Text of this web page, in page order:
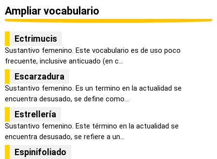
Ampliar vocabulario
Ectrimucis
Sustantivo femenino. Este vocabulario es de uso poco
frecuente, inclusive anticuado (en c...
Escarzadura
Sustantivo femenino. Es un termino en la actualidad se
encuentra desusado, se define como...
Estrellería
Sustantivo femenino. Este término en la actualidad se
encuentra desusado, se refiere a un...
Espinifoliado